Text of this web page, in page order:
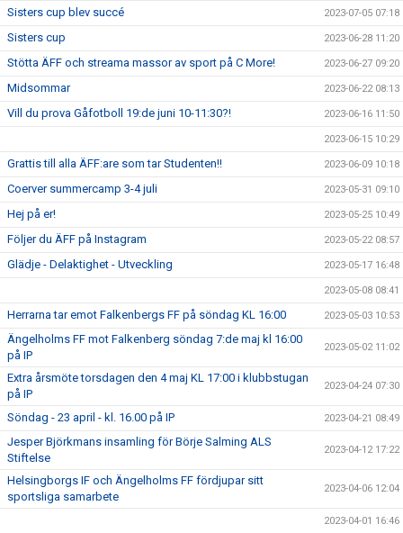
Sisters cup blev succé 2023-07-05 07:18
Sisters cup 2023-06-28 11:20
Stötta ÄFF och streama massor av sport på C More! 2023-06-27 09:20
Midsommar 2023-06-22 08:13
Vill du prova Gåfotboll 19:de juni 10-11:30?! 2023-06-16 11:50
2023-06-15 10:29
Grattis till alla ÄFF:are som tar Studenten!! 2023-06-09 10:18
Coerver summercamp 3-4 juli 2023-05-31 09:10
Hej på er! 2023-05-25 10:49
Följer du ÄFF på Instagram 2023-05-22 08:57
Glädje - Delaktighet - Utveckling 2023-05-17 16:48
2023-05-08 08:41
Herrarna tar emot Falkenbergs FF på söndag KL 16:00 2023-05-03 10:53
Ängelholms FF mot Falkenberg söndag 7:de maj kl 16:00
på IP
2023-05-02 11:02
Extra årsmöte torsdagen den 4 maj KL 17:00 i klubbstugan
på IP
2023-04-24 07:30
Söndag - 23 april - kl. 16.00 på IP 2023-04-21 08:49
Jesper Björkmans insamling för Börje Salming ALS
Stiftelse
2023-04-12 17:22
Helsingborgs IF och Ängelholms FF fördjupar sitt
sportsliga samarbete
2023-04-06 12:04
2023-04-01 16:46